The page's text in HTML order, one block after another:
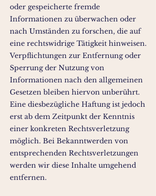
oder gespeicherte fremde
Informationen zu überwachen oder
nach Umständen zu forschen, die auf
eine rechtswidrige Tätigkeit hinweisen.
Verpflichtungen zur Entfernung oder
Sperrung der Nutzung von
Informationen nach den allgemeinen
Gesetzen bleiben hiervon unberührt.
Eine diesbezügliche Haftung ist jedoch
erst ab dem Zeitpunkt der Kenntnis
einer konkreten Rechtsverletzung
möglich. Bei Bekanntwerden von
entsprechenden Rechtsverletzungen
werden wir diese Inhalte umgehend
entfernen.